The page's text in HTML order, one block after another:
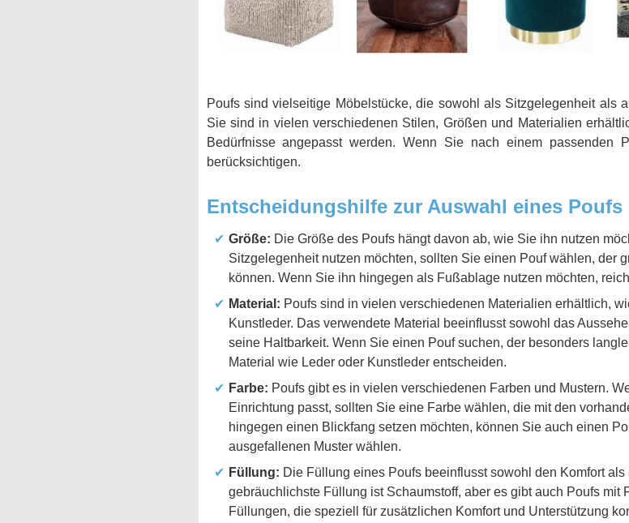
Poufs sind vielseitige Möbelstücke, die sowohl als Sitzgelegenheit als
Sie sind in vielen verschiedenen Stilen, Größen und Materialien
Bedürfnisse angepasst werden. Wenn Sie nach einem passenden
berücksichtigen.
Entscheidungshilfe zur Auswahl eines Poufs
Größe: Die Größe des Poufs hängt davon ab, wie Sie ihn nutzen
Sitzgelegenheit nutzen möchten, sollten Sie einen Pouf wählen, der
können. Wenn Sie ihn hingegen als Fußablage nutzen möchten,
Material: Poufs sind in vielen verschiedenen Materialien erhältlich,
Kunstleder. Das verwendete Material beeinflusst sowohl das
seine Haltbarkeit. Wenn Sie einen Pouf suchen, der besonders
Material wie Leder oder Kunstleder entscheiden.
Farbe: Poufs gibt es in vielen verschiedenen Farben und Mustern.
Einrichtung passt, sollten Sie eine Farbe wählen, die mit den
hingegen einen Blickfang setzen möchten, können Sie auch einen
ausgefallenen Muster wählen.
Füllung: Die Füllung eines Poufs beeinflusst sowohl den Komfort
gebräuchlichste Füllung ist Schaumstoff, aber es gibt auch Poufs mit
Füllungen, die speziell für zusätzlichen Komfort und Unterstützung